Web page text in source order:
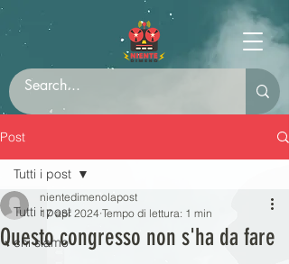
Post
Tutti i post
chi siamo
Tutti i post
Questo congresso non s'ha da fare
nientedimenolapost
17 apr 2024 Tempo di lettura: 1 min